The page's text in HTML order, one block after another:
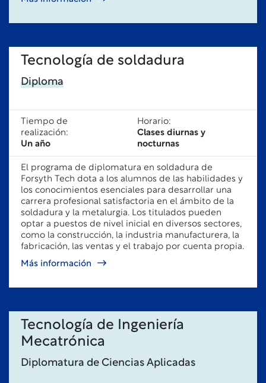
Tecnología de soldadura
Diploma
Tiempo de
realización:
Un año
Horario:
Clases diurnas y
nocturnas
El programa de diplomatura en soldadura de
Forsyth Tech dota a los alumnos de las habilidades y
los conocimientos esenciales para desarrollar una
carrera profesional satisfactoria en el ámbito de la
soldadura y la metalurgia. Los titulados pueden
optar a puestos de nivel inicial en diversos sectores,
como la construcción, la industria manufacturera, la
fabricación, las ventas y el trabajo por cuenta propia.
Más información
Tecnología de Ingeniería
Mecatrónica
Diplomatura de Ciencias Aplicadas